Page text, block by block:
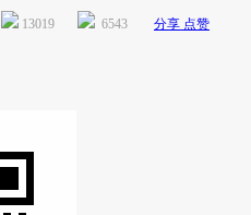
13019 6543 分享 点赞